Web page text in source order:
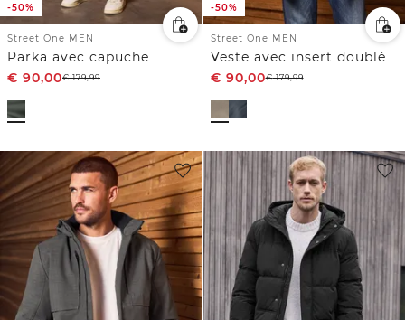
-50%
Street One MEN
Parka avec capuche
€ 90,00€179,99
-50%
Street One MEN
Veste avec insert doublé
€ 90,00€179,99